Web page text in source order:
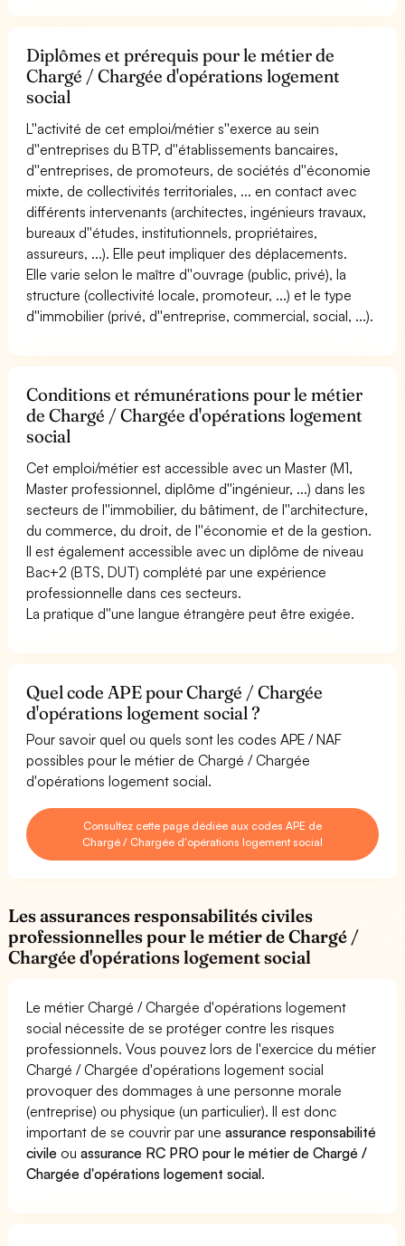
Diplômes et prérequis pour le métier de
Chargé / Chargée d'opérations logement
social
L''activité de cet emploi/métier s''exerce au sein
d''entreprises du BTP, d''établissements bancaires,
d''entreprises, de promoteurs, de sociétés d''économie
mixte, de collectivités territoriales, ... en contact avec
différents intervenants (architectes, ingénieurs travaux,
bureaux d''études, institutionnels, propriétaires,
assureurs, ...). Elle peut impliquer des déplacements.
Elle varie selon le maître d''ouvrage (public, privé), la
structure (collectivité locale, promoteur, ...) et le type
d''immobilier (privé, d''entreprise, commercial, social, ...).
Conditions et rémunérations pour le métier
de Chargé / Chargée d'opérations logement
social
Cet emploi/métier est accessible avec un Master (M1,
Master professionnel, diplôme d''ingénieur, ...) dans les
secteurs de l''immobilier, du bâtiment, de l''architecture,
du commerce, du droit, de l''économie et de la gestion.
Il est également accessible avec un diplôme de niveau
Bac+2 (BTS, DUT) complété par une expérience
professionnelle dans ces secteurs.
La pratique d''une langue étrangère peut être exigée.
Quel code APE pour Chargé / Chargée
d'opérations logement social ?
Pour savoir quel ou quels sont les codes APE / NAF
possibles pour le métier de Chargé / Chargée
d'opérations logement social.
Consultez cette page dédiée aux codes APE de
Chargé / Chargée d'opérations logement social
Les assurances responsabilités civiles
professionnelles pour le métier de Chargé /
Chargée d'opérations logement social
Le métier Chargé / Chargée d'opérations logement
social nécessite de se protéger contre les risques
professionnels. Vous pouvez lors de l'exercice du métier
Chargé / Chargée d'opérations logement social
provoquer des dommages à une personne morale
(entreprise) ou physique (un particulier). Il est donc
important de se couvrir par uneassurance responsabilité
civile ouassurance RC PRO pour le métier de Chargé /
Chargée d'opérations logement social.